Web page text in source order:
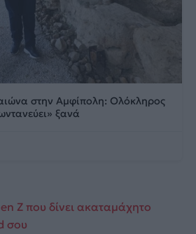
στην Αμφίπολη: Ολόκληρος
ξανά